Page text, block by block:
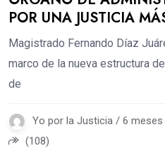
POR UNA JUSTICIA
Magistrado Fernando Díaz
marco de la nueva estructura
de
Yo por la Justicia / 6 meses
(108)